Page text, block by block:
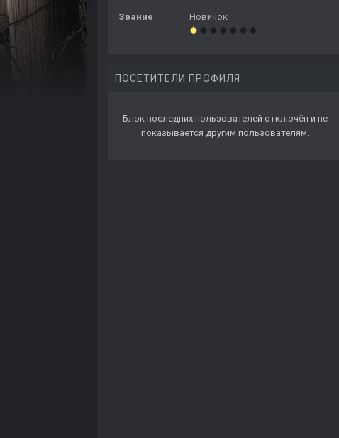
Звание Новичок
ПОСЕТИТЕЛИ ПРОФИЛЯ
Блок последних пользователей отключён и не
показывается другим пользователям.